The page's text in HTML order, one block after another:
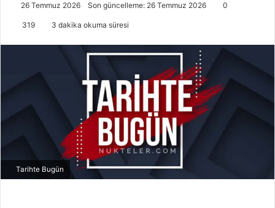
26 Temmuz 2026 Son güncelleme: 26 Temmuz 2026 0
319 3 dakika okuma süresi
Tarihte Bugün